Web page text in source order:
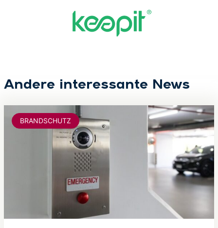
Andere interessante News
BRANDSCHUTZ